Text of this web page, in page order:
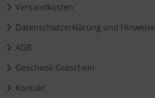
Versandkosten
Datenschutzerklärung und Hinweise
AGB
Geschenk-Gutschein
Kontakt